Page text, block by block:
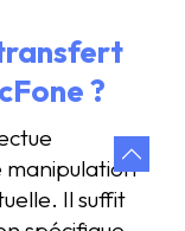
?
Il suffit